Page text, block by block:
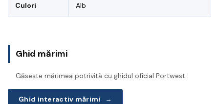
Culori Alb
Ghid mărimi
Găsește mărimea potrivită cu ghidul oficial Portwest.
Ghid interactiv mărimi →